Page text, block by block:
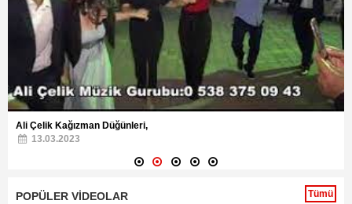
Ali Çelik Kağızman Düğünleri,
13.03.2023
POPÜLER VİDEOLAR Tümü